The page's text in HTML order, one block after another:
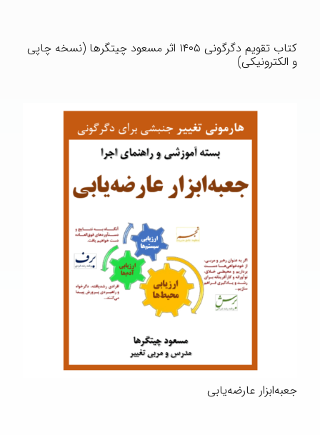
کتاب تقویم دگرگونی ۱۴۰۵ اثر مسعود چیتگرها (نسخه چاپی
و الکترونیکی)
جعبه‌ابزار عارضه‌یابی